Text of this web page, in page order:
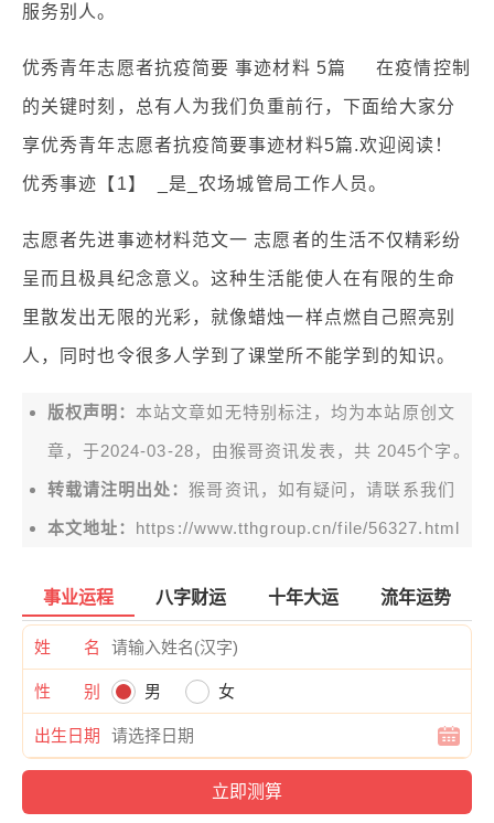
服务别人。
优秀青年志愿者抗疫简要 事迹材料 5篇 在疫情控制
的关键时刻，总有人为我们负重前行，下面给大家分
享优秀青年志愿者抗疫简要事迹材料5篇.欢迎阅读！
优秀事迹【1】 _是_农场城管局工作人员。
志愿者先进事迹材料范文一 志愿者的生活不仅精彩纷
呈而且极具纪念意义。这种生活能使人在有限的生命
里散发出无限的光彩，就像蜡烛一样点燃自己照亮别
人，同时也令很多人学到了课堂所不能学到的知识。
版权声明： 本站文章如无特别标注，均为本站原创文
章，于2024-03-28，由猴哥资讯 发表，共 2045个字。
转载请注明出处：猴哥资讯，如有疑问，请联系我们
本文地址： https://www.tthgroup.cn/file/56327.html
事业运程 八字财运 十年大运 流年运势
姓 名
性 别 男 女
出生日期